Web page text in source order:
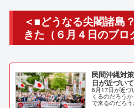
＜■どうなる尖閣諸島
きた（６月４日のブロ
民間沖縄対
日が近づい
6月17日が近づ
くるのだろう
で来るのだろ